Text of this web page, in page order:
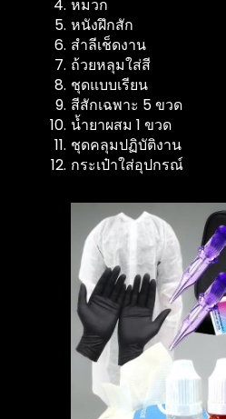
หมวก
หนังฝึกสัก
สำลีเช็ดงาน
ถ้วยหลุมใส่สี
ชุดแบบเรียน
สีสักเฉพาะ 5 ขวด
น้ำยาผสม 1 ขวด
ชุดคลุมปฏิบัติงาน
กระเป๋าใส่อุปกรณ์